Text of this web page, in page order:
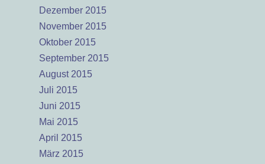
Dezember 2015
November 2015
Oktober 2015
September 2015
August 2015
Juli 2015
Juni 2015
Mai 2015
April 2015
März 2015